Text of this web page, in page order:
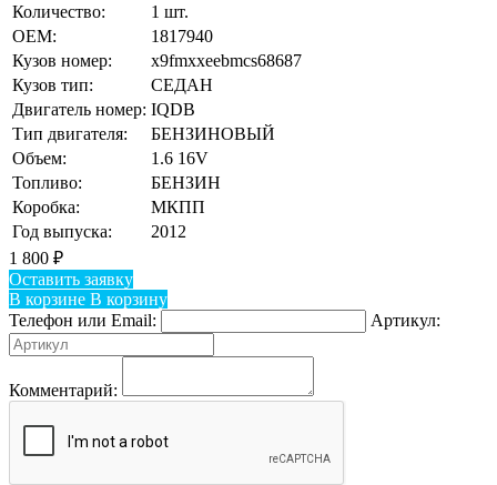
Количество:
1 шт.
OEM:
1817940
Кузов номер:
x9fmxxeebmcs68687
Кузов тип:
СЕДАН
Двигатель номер: IQDB
Тип двигателя:
БЕНЗИНОВЫЙ
Объем:
1.6 16V
Топливо:
БЕНЗИН
Коробка:
МКПП
Год выпуска:
2012
1 800 ₽
Оставить заявку
В корзине В корзину
Телефон или Email:
Артикул:
Комментарий: